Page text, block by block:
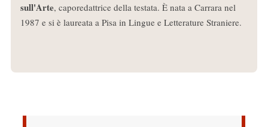
sull'Arte, caporedattrice della testata. È nata a Carrara nel
1987 e si è laureata a Pisa in Lingue e Letterature Straniere.